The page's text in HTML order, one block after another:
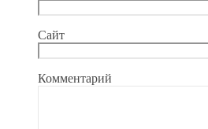
Сайт
Комментарий